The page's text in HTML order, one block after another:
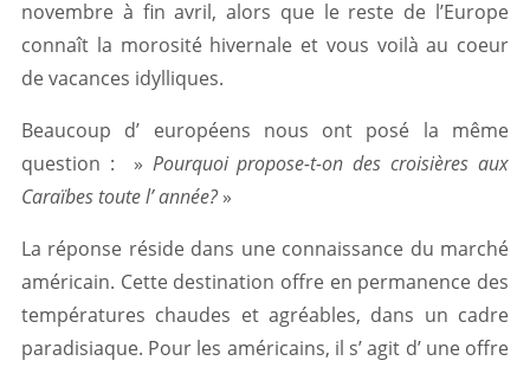
novembre à fin avril, alors que le reste de l’Europe
connaît la morosité hivernale et vous voilà au coeur
de vacances idylliques.
Beaucoup d’ européens nous ont posé la même
question : » Pourquoi propose-t-on des croisières aux
Caraïbes toute l’ année?»
La réponse réside dans une connaissance du marché
américain. Cette destination offre en permanence des
températures chaudes et agréables, dans un cadre
paradisiaque. Pour les américains, il s’ agit d’ une offre